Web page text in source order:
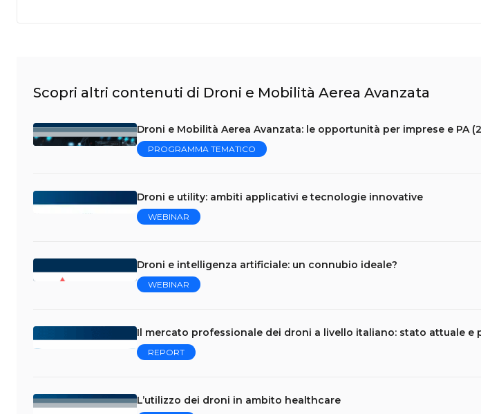
Scopri altri contenuti di Droni e Mobilità Aerea Avanzata
Droni e Mobilità Aerea Avanzata: le opportunità per imprese e PA
PROGRAMMA TEMATICO
Droni e utility: ambiti applicativi e tecnologie innovative
WEBINAR
Droni e intelligenza artificiale: un connubio ideale?
WEBINAR
Il mercato professionale dei droni a livello italiano: stato attuale e
REPORT
L’utilizzo dei droni in ambito healthcare